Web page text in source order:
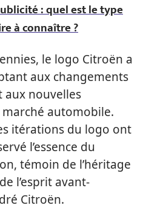
: quel est le type
à connaître ?
le logo Citroën a
aux changements
aux nouvelles
automobile.
itérations du logo ont
l’essence du
témoin de l’héritage
l’esprit avant-
Citroën.